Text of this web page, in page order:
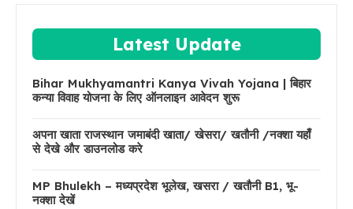
Latest Update
Bihar Mukhyamantri Kanya Vivah Yojana | बिहार
कन्या विवाह योजना के लिए ऑनलाइन आवेदन शुरू
अपना खाता राजस्थान जमाबंदी खाता/ खेसरा/ खतौनी /नक्शा यहाँ
से देखे और डाउनलोड करे
MP Bhulekh – मध्यप्रदेश भूलेख, खसरा / खतौनी B1, भू-
नक्शा देखें